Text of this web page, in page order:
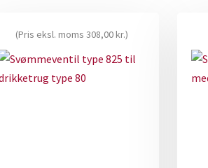
(Pris eksl. moms 308,00kr.)